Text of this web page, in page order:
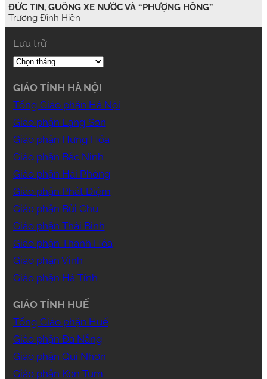
ĐỨC TIN, GUỒNG XE NƯỚC VÀ “PHƯỢNG HỒNG”
Trương Đình Hiền
Lưu trữ
GIÁO TỈNH HÀ NỘI
Tổng Giáo phận Hà Nội
Giáo phận Lạng Sơn
Giáo phận Hưng Hóa
Giáo phận Bắc Ninh
Giáo phận Hải Phòng
Giáo phận Phát Diệm
Giáo phận Bùi Chu
Giáo phận Thái Bình
Giáo phận Thanh Hóa
Giáo phận Vinh
Giáo phận Hà Tĩnh
GIÁO TỈNH HUẾ
Tổng Giáo phận Huế
Giáo phận Đà Nẵng
Giáo phận Qui Nhơn
Giáo phận Kon Tum